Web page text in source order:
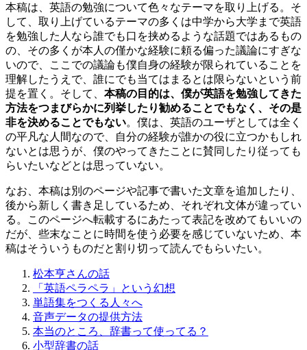
本稿は、英語の勉強について色々なテーマを取り上げる。そ
して、取り上げているテーマの多くは中学から大学まで英語
を勉強した人なら誰でも口を挟めるような話題ではあるもの
の、その多くが本人の僅かな経験に頼る偏った議論にすぎな
いので、ここでの議論も僕自身の経験が限られていることを
理解したうえで、誰にでも当てはまるとは限らないという前
提を置く。そして、 本稿の目的は、僕が英語を勉強してきた
方法をつまびらかに列挙したり勧めることでもなく、その是
非を決めることでもない。僕は、英語のユーザとしては全く
の平凡な人間なので、自分の経験が誰かの役に立つかもしれ
ないとは思うが、僕のやってきたことに賛同したり従っても
らいたいなどとは思っていない。
なお、本稿は別のページや記事で書いた文章を追加したり、
後から新しく書き足しているため、それぞれ文体が違ってい
る。このページへ転載するにあたって表記を改めてもいいの
だが、些末なことに時間を使う必要を感じていないため、本
稿はそういうものだと割り切って読んでもらいたい。
松本亨さんの話
「英語ペラペラ」という幻想
単語集をつくる人々へ
音声データの提供方法
本当のところ、辞書って使ってる？
小型辞書の話